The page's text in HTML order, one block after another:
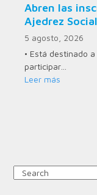
Abren las
Ajedrez
5 agosto, 2026
• Está destinado
participar…
Leer más
Search